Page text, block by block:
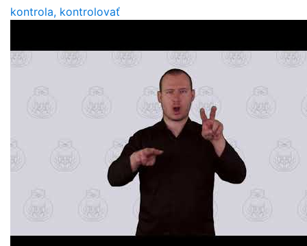
kontrola, kontrolovať